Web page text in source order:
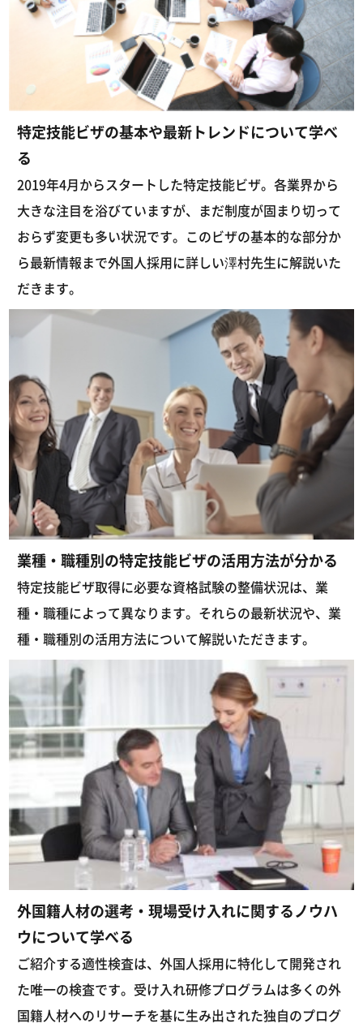
特定技能ビザの基本や最新トレンドについて学べ
る
2019年4月からスタートした特定技能ビザ。各業界から
大きな注目を浴びていますが、まだ制度が固まり切って
おらず変更も多い状況です。このビザの基本的な部分か
ら最新情報まで外国人採用に詳しい澤村先生に解説いた
だきます。
業種・職種別の特定技能ビザの活用方法が分かる
特定技能ビザ取得に必要な資格試験の整備状況は、業
種・職種によって異なります。それらの最新状況や、業
種・職種別の活用方法について解説いただきます。
外国籍人材の選考・現場受け入れに関するノウハ
ウについて学べる
ご紹介する適性検査は、外国人採用に特化して開発され
た唯一の検査です。受け入れ研修プログラムは多くの外
国籍人材へのリサーチを基に生み出された独自のプログ